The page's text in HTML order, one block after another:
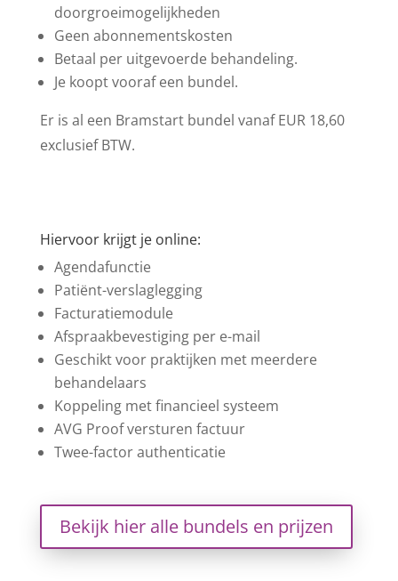
doorgroeimogelijkheden
Geen abonnementskosten
Betaal per uitgevoerde behandeling.
Je koopt vooraf een bundel.
Er is al een Bramstart bundel vanaf EUR 18,60
exclusief BTW.
Hiervoor krijgt je online:
Agendafunctie
Patiënt-verslaglegging
Facturatiemodule
Afspraakbevestiging per e-mail
Geschikt voor praktijken met meerdere
behandelaars
Koppeling met financieel systeem
AVG Proof versturen factuur
Twee-factor authenticatie
Bekijk hier alle bundels en prijzen